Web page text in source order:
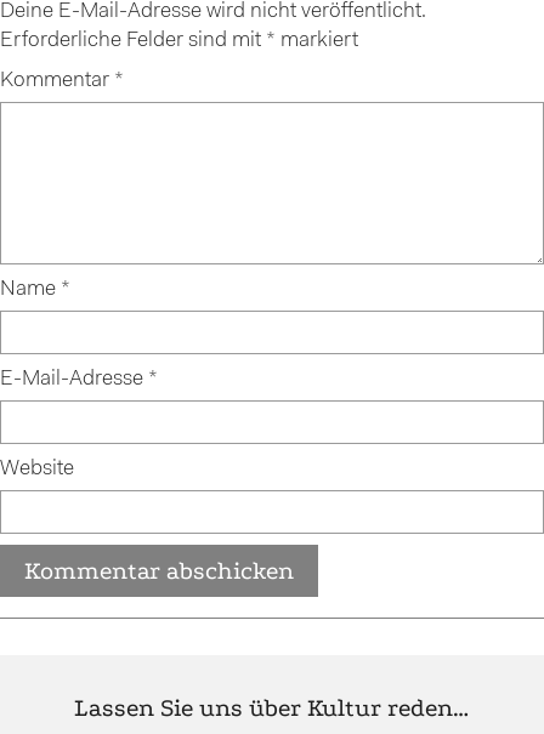
Deine E-Mail-Adresse wird nicht veröffentlicht.
Erforderliche Felder sind mit * markiert
Kommentar *
Name *
E-Mail-Adresse *
Website
Lassen Sie uns über Kultur reden…